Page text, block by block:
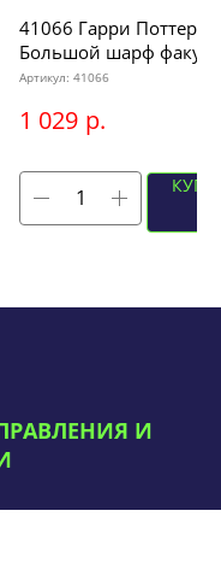
41066 Гарри Поттер|
Большой шарф
"Слизерин", 23х184см
Артикул: 41066
1 029 р.
И